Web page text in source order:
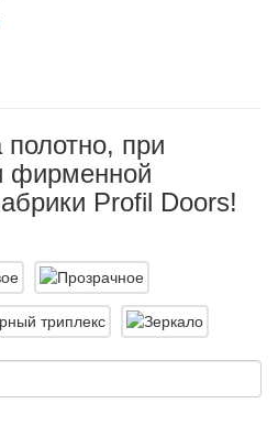
полотно, при
фирменной
Profil Doors!